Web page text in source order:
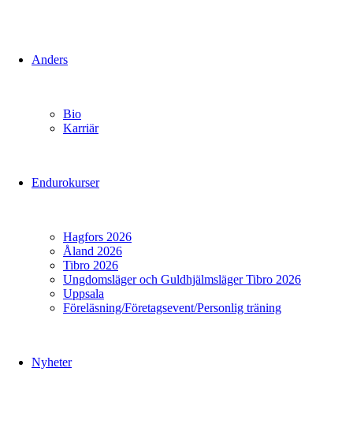
Anders
Bio
Karriär
Endurokurser
Hagfors 2026
Åland 2026
Tibro 2026
Ungdomsläger och Guldhjälmsläger Tibro 2026
Uppsala
Föreläsning/Företagsevent/Personlig träning
Nyheter